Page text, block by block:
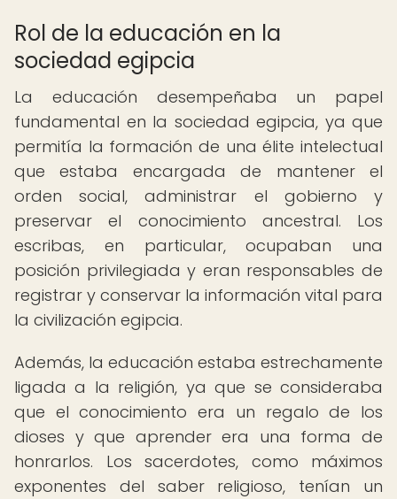
Rol de la educación en la
sociedad egipcia
La educación desempeñaba un papel
fundamental en la sociedad egipcia, ya que
permitía la formación de una élite intelectual
que estaba encargada de mantener el
orden social, administrar el gobierno y
preservar el conocimiento ancestral. Los
escribas, en particular, ocupaban una
posición privilegiada y eran responsables de
registrar y conservar la información vital para
la civilización egipcia.
Además, la educación estaba estrechamente
ligada a la religión, ya que se consideraba
que el conocimiento era un regalo de los
dioses y que aprender era una forma de
honrarlos. Los sacerdotes, como máximos
exponentes del saber religioso, tenían un